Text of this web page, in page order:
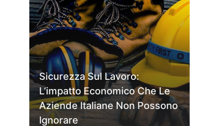
Sicurezza Sul Lavoro:
L’impatto Economico Che Le
Aziende Italiane Non Possono
Ignorare